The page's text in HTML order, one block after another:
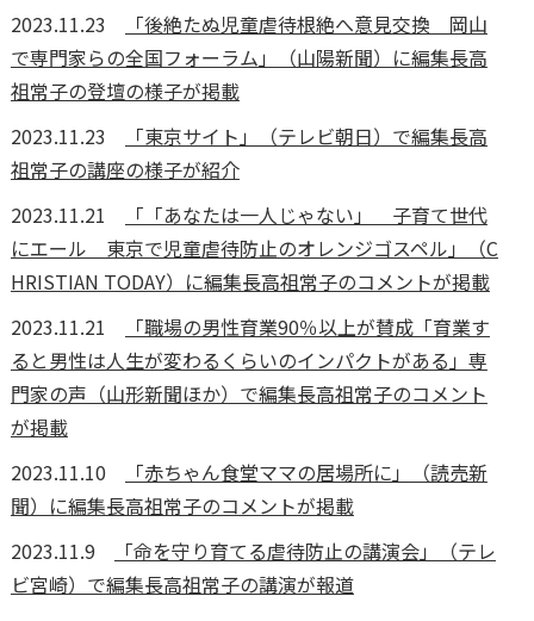
2023.11.23
「後絶たぬ児童虐待根絶へ意見交換 岡山
で専門家らの全国フォーラム」（山陽新聞）に編集長高
祖常子の登壇の様子が掲載
2023.11.23
「東京サイト」（テレビ朝日）で編集長高
祖常子の講座の様子が紹介
2023.11.21
「「あなたは一人じゃない」 子育て世代
にエール 東京で児童虐待防止のオレンジゴスペル」（C
HRISTIAN TODAY）に編集長高祖常子のコメントが掲載
2023.11.21
「職場の男性育業90％以上が賛成「育業す
ると男性は人生が変わるくらいのインパクトがある」専
門家の声（山形新聞ほか）で編集長高祖常子のコメント
が掲載
2023.11.10
「赤ちゃん食堂ママの居場所に」（読売新
聞）に編集長高祖常子のコメントが掲載
2023.11.9
「命を守り育てる虐待防止の講演会」（テレ
ビ宮崎）で編集長高祖常子の講演が報道